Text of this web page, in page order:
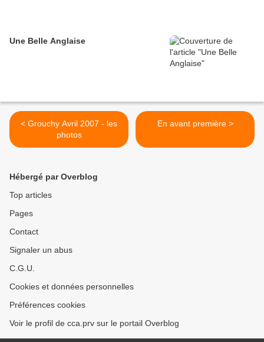
Une Belle Anglaise
< Grouchy Avril 2007 - les
photos
En avant première >
Hébergé par Overblog
Top articles
Pages
Contact
Signaler un abus
C.G.U.
Cookies et données personnelles
Préférences cookies
Voir le profil de cca.prv sur le portail Overblog